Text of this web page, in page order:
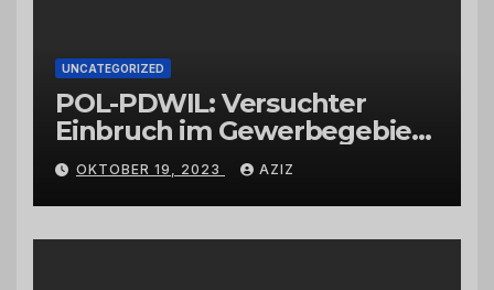
UNCATEGORIZED
POL-PDWIL: Versuchter
Einbruch im Gewerbegebiet
Wittlich
OKTOBER 19, 2023 AZIZ